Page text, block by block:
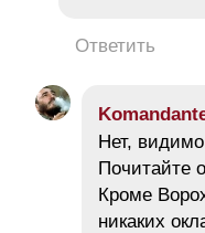
Ответить
Нет,
Почитайте
Кроме
никаких